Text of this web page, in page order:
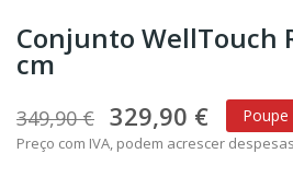
Conjunto WellTouch
cm
349,90 € 329,90 €
Preço com IVA, podem acrescer